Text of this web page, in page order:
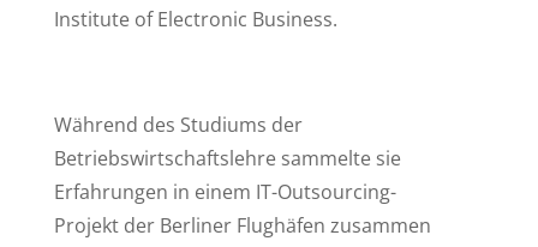
Institute of Electronic Business.
Während des Studiums der
Betriebswirtschaftslehre sammelte sie
Erfahrungen in einem IT-Outsourcing-
Projekt der Berliner Flughäfen zusammen